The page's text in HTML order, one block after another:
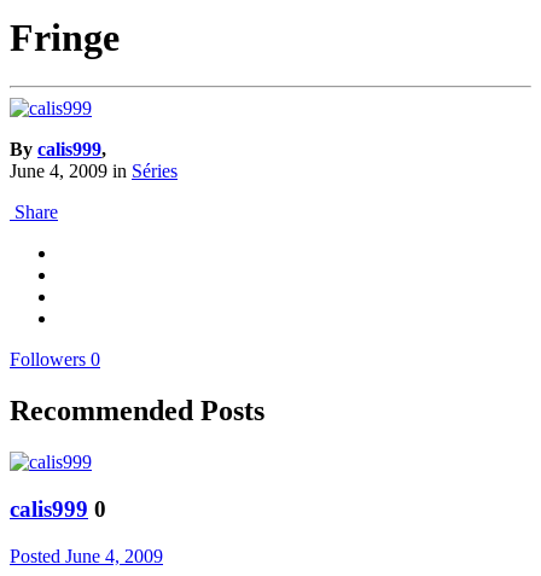
Fringe
By calis999,
June 4, 2009 in Séries
Share
Followers 0
Recommended Posts
calis999 0
Posted June 4, 2009